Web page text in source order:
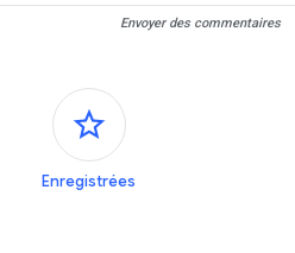
Envoyer des commentaires
Panneaux latéraux
Enregistrées